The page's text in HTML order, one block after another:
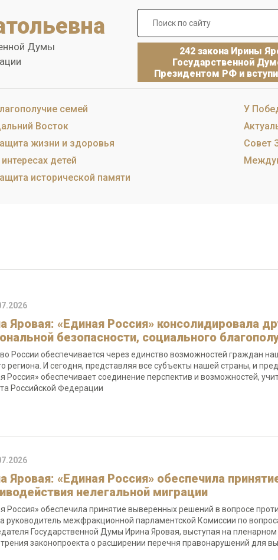
Думы
242 закона Ирины
Государственной
Президентом РФ и
семей
Восток
жизни и здоровья
детей
исторической памяти
У
Совет
Яровая: «Единая Россия» консолидировала
безопасности, социального
России обеспечивается через единство возможностей граждан
региона. И сегодня, представляя все субъекты нашей страны, и
Россия» обеспечивает соединение перспектив и возможностей,
Российской Федерации
Яровая: «Единая Россия» обеспечила
нелегальной миграции
Россия» обеспечила принятие выверенных решений в вопросе
руководитель межфракционной парламентской Комиссии по
Государственной Думы Ирина Яровая, выступая на
законопроекта о расширении перечня правонарушений для